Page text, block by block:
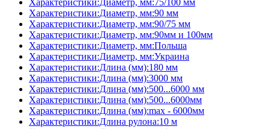
Характеристики:Диаметр, мм:75/100 мм
Характеристики:Диаметр, мм:90 мм
Характеристики:Диаметр, мм:90/75 мм
Характеристики:Диаметр, мм:90мм и 100мм
Характеристики:Диаметр, мм:Польша
Характеристики:Диаметр, мм:Украина
Характеристики:Длина (мм):180 мм
Характеристики:Длина (мм):3000 мм
Характеристики:Длина (мм):500...6000 мм
Характеристики:Длина (мм):500...6000мм
Характеристики:Длина (мм):max - 6000мм
Характеристики:Длина рулона:10 м